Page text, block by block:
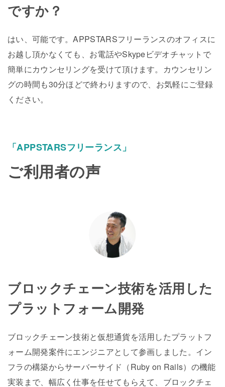
ですか？
はい、可能です。APPSTARSフリーランスのオフィスに
お越し頂かなくても、お電話やSkypeビデオチャットで
簡単にカウンセリングを受けて頂けます。カウンセリン
グの時間も30分ほどで終わりますので、お気軽にご登録
ください。
「APPSTARSフリーランス」
ご利用者の声
ブロックチェーン技術を活用した
プラットフォーム開発
ブロックチェーン技術と仮想通貨を活用したプラットフ
ォーム開発案件にエンジニアとして参画しました。イン
フラの構築からサーバーサイド（Ruby on Rails）の機能
実装まで、幅広く仕事を任せてもらえて、ブロックチェ